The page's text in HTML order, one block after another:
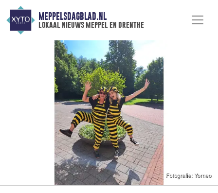
MEPPELSDAGBLAD.NL
lokaal nieuws meppel en drenthe